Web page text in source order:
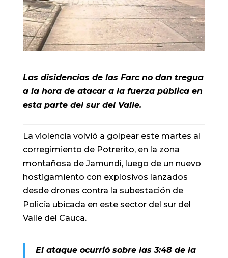
Las disidencias de las Farc no dan tregua
a la hora de atacar a la fuerza pública en
esta parte del sur del Valle.
La violencia volvió a golpear este martes al
corregimiento de Potrerito, en la zona
montañosa de Jamundí, luego de un nuevo
hostigamiento con explosivos lanzados
desde drones contra la subestación de
Policía ubicada en este sector del sur del
Valle del Cauca.
El ataque ocurrió sobre las 3:48 de la